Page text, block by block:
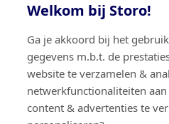
Welkom bij Storo!
Ga je akkoord bij het
gegevens m.b.t. de
website te verzamelen &
netwerkfunctionaliteiten
content & advertenties te
TikTok